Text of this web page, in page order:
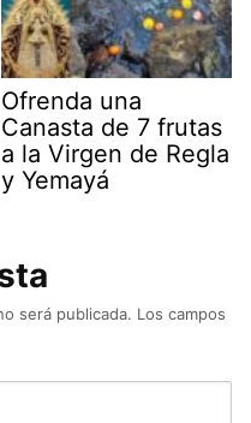
Ofrenda una
Canasta de 7 frutas
a la Virgen de Regla
y Yemayá
será publicada. Los campos